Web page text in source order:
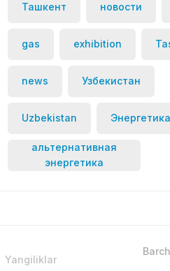
Ташкент новости
gas exhibition
news Узбекистан
Uzbekistan Энергетика
альтернативная
энергетика
Yangiliklar